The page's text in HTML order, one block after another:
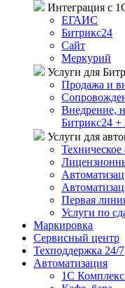
Интеграция с
ЕГАИС
Битрикс24
Сайт
Меркурий
Услуги для
Продажа и
Внедрение,
Битрикс24
Услуги для
Первая
Услуги по
Маркировка
Сервисный центр
Техподдержка 24/7
Автоматизация
1C